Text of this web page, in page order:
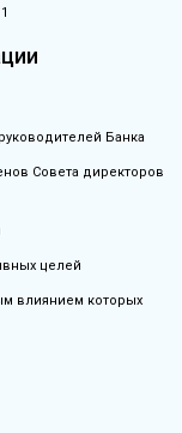
Банка
Совета директоров
целей
влиянием которых